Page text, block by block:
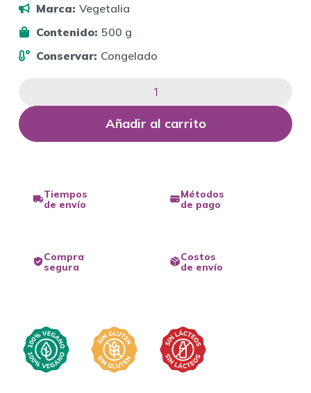
Marca: Vegetalia
Contenido: 500 g
Conservar: Congelado
Añadir al carrito
Tiempos
de envío
Métodos
de pago
Compra
segura
Costos
de envío